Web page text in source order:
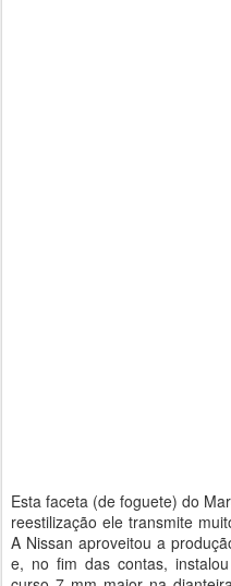
Esta faceta (de foguete) do
reestilização ele transmite
A Nissan aproveitou a
e, no fim das contas,